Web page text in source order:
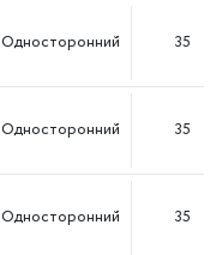
Односторонний 35
Односторонний 35
Односторонний 35